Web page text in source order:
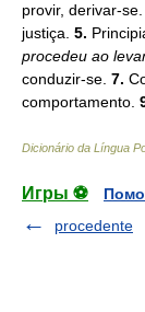
provir, derivar-se.
justiça. 5.
procedeu ao
conduzir-se. 7.
comportamento.
Dicionário da Língua
Игры ⚽
procedente